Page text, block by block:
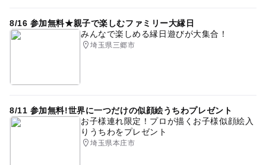
8/16 参加無料★親子で楽しむファミリー大縁日
みんなで楽しめる縁日遊びが大集合！
埼玉県三郷市
8/11 参加無料!世界に一つだけの似顔絵うちわプレゼント
お子様連れ限定！プロが描くお子様似顔絵入
りうちわをプレゼント
埼玉県本庄市